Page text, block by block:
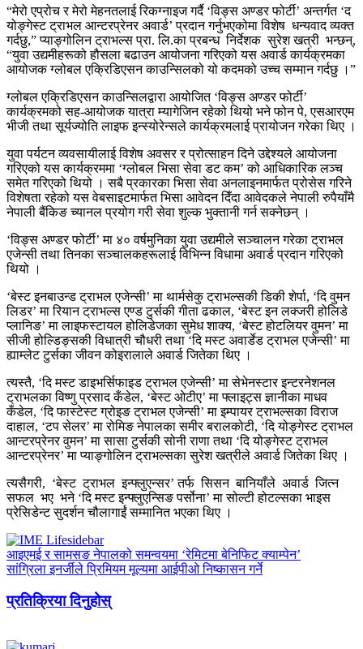
“मेरो एप्रोच र मेरो मेहनतलाई रिकग्नाइज गर्दै ‘विङ्स अण्डर फोर्टी’ अन्तर्गत ‘द
योङ्गेस्ट ट्राभल आन्टरप्रेनर अवार्ड’ प्रदान गर्नुभएकोमा विशेष धन्यवाद व्यक्त
गर्दछु,” प्याङ्गोलिन ट्राभल्स प्रा. लि.का प्रबन्ध निर्देशक सुरेश खत्री भन्छन्,
“युवा उद्यमीहरूको हौसला बढाउन आयोजना गरिएको यस अवार्ड कार्यक्रमका
आयोजक ग्लोबल एक्रिडिएसन काउन्सिलको यो कदमको उच्च सम्मान गर्दछु ।”
ग्लोबल एक्रिडिएसन काउन्सिलद्वारा आयोजित ‘विङ्स अण्डर फोर्टी’
कार्यक्रमको सह-आयोजक यात्रा म्यागेजिन रहेको थियो भने फोन पे, एसआरएम
भीजी तथा सूर्यज्योति लाइफ इन्स्योरेन्सले कार्यक्रमलाई प्रायोजन गरेका थिए ।
युवा पर्यटन व्यवसायीलाई विशेष अवसर र प्रोत्साहन दिने उद्देश्यले आयोजना
गरिएको यस कार्यक्रममा ‘ग्लोबल भिसा सेवा डट कम’ को आधिकारिक लञ्च
समेत गरिएको थियो । सबै प्रकारका भिसा सेवा अनलाइनमार्फत प्रोसेस गरिने
विशेषता रहेको यस वेबसाइटमार्फत भिसा आवेदन दिँदा आवेदकले नेपाली रुपैयाँमै
नेपाली बैंकिङ च्यानल प्रयोग गरी सेवा शुल्क भुक्तानी गर्न सक्नेछन् ।
‘विङ्स अण्डर फोर्टी’ मा ४० वर्षमुनिका युवा उद्यमीले सञ्चालन गरेका ट्राभल
एजेन्सी तथा तिनका सञ्चालकहरूलाई विभिन्न विधामा अवार्ड प्रदान गरिएको
थियो ।
‘बेस्ट इनबाउन्ड ट्राभल एजेन्सी’ मा थार्मसेकु ट्राभल्सकी डिकी शेर्पा, ‘दि वुमन
लिडर’ मा रियान ट्राभल्स एण्ड टुर्सकी गीता ढकाल, ‘बेस्ट इन लक्जरी होलिडे
प्लानिङ’ मा लाइफस्टायल होलिडेजका सुमेध शाक्य, ‘बेस्ट होटलियर वुमन’ मा
सीजी होल्डिङ्सकी विधात्री चौधरी तथा ‘दि मस्ट अवार्डेड ट्राभल एजेन्सी’ मा
ह्याम्लेट टुर्सका जीवन कोइरालाले अवार्ड जितेका थिए ।
त्यस्तै, ‘दि मस्ट डाइभर्सिफाइड ट्राभल एजेन्सी’ मा सेभेनस्टार इन्टरनेशनल
ट्राभलका विष्णु प्रसाद कँडेल, ‘बेस्ट ओटीए’ मा फ्लाइट्स ज्ञानीका माधव
कँडेल, ‘दि फास्टेस्ट ग्रोइङ ट्राभल एजेन्सी’ मा इम्पायर ट्राभल्सका विराज
दाहाल, ‘टप सेलर’ मा रोमिङ नेपालका समीर बरालकोटी, ‘दि योङ्गेस्ट ट्राभल
आन्टरप्रेनर वुमन’ मा सासा टुर्सकी सोनी राणा तथा ‘दि योङ्गेस्ट ट्राभल
आन्टरप्रेनर’ मा प्याङ्गोलिन ट्राभल्सका सुरेश खत्रीले अवार्ड जितेका थिए ।
त्यसैगरी, ‘बेस्ट ट्राभल इन्फ्लुएन्सर’ तर्फ सिसन बानियाँले अवार्ड जित्न
सफल भए भने ‘दि मस्ट इन्फ्लुएन्सिङ पर्सोना’ मा सोल्टी होटल्सका भाइस
प्रेसिडेन्ट सुदर्शन चौलागाईं सम्मानित भएका थिए ।
आइएमई र सामसङ नेपालको समन्वयमा ‘रेमिटमा बेनिफिट क्याम्पेन’
सांग्रिला इनर्जीले प्रिमियम मूल्यमा आईपीओ निष्कासन गर्ने
प्रतिक्रिया दिनुहोस्